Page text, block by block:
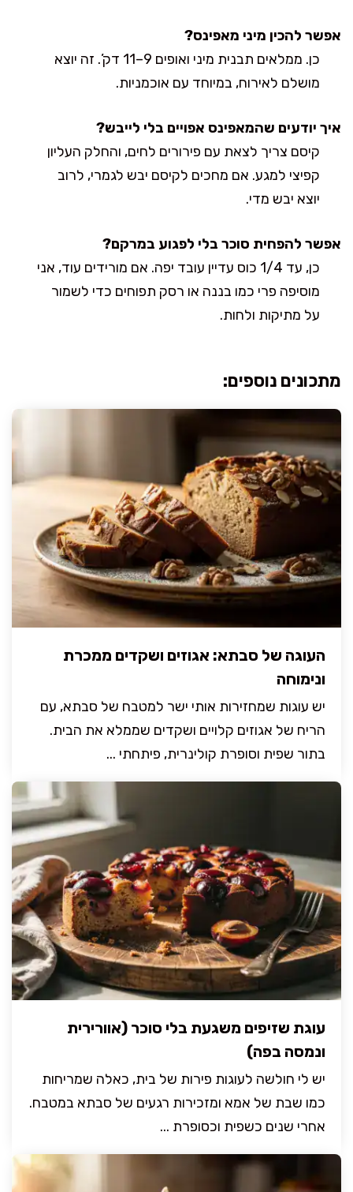
אפשר להכין מיני מאפינס?
כן. ממלאים תבנית מיני ואופים 9–11 דק’. זה יוצא
מושלם לאירוח, במיוחד עם אוכמניות.
איך יודעים שהמאפינס אפויים בלי לייבש?
קיסם צריך לצאת עם פירורים לחים, והחלק העליון
קפיצי למגע. אם מחכים לקיסם יבש לגמרי, לרוב
יוצא יבש מדי.
אפשר להפחית סוכר בלי לפגוע במרקם?
כן, עד 1/4 כוס עדיין עובד יפה. אם מורידים עוד, אני
מוסיפה פרי כמו בננה או רסק תפוחים כדי לשמור
על מתיקות ולחות.
מתכונים נוספים:
העוגה של סבתא: אגוזים ושקדים ממכרת
ונימוחה
יש עוגות שמחזירות אותי ישר למטבח של סבתא, עם
הריח של אגוזים קלויים ושקדים שממלא את הבית.
בתור שפית וסופרת קולינרית, פיתחתי ...
עוגת שזיפים משגעת בלי סוכר (אוורירית
ונמסה בפה)
יש לי חולשה לעוגות פירות של בית, כאלה שמריחות
כמו שבת של אמא ומזכירות רגעים של סבתא במטבח.
אחרי שנים כשפית וכסופרת ...